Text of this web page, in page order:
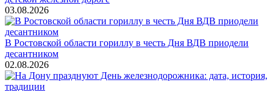
03.08.2026
В Ростовской области гориллу в честь Дня ВДВ приодели
десантником
02.08.2026